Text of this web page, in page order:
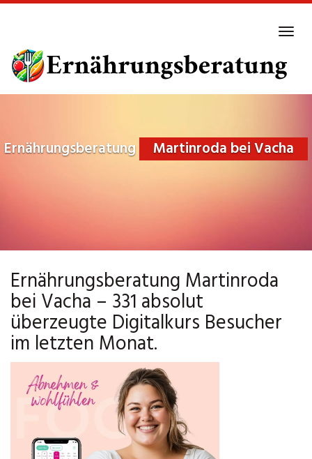
main
content
Ernährungsberatung Martinroda bei Vacha
Ernährungsberatung Martinroda
bei Vacha – 331 absolut
überzeugte Digitalkurs Besucher
im letzten Monat.